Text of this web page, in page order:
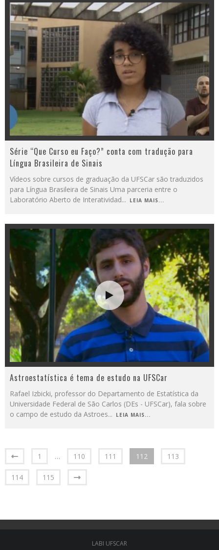
Série “Que Curso eu Faço?” conta com tradução para
Língua Brasileira de Sinais
Vídeos sobre cursos de graduação da UFSCar são traduzidos
para Língua Brasileira de Sinais Uma parceria entre o
Laboratório Aberto de Interatividad... LEIA MAIS...
Astroestatística é tema de estudo na UFSCar
Rafael Izbicki, professor do Departamento de Estatística da
Universidade Federal de São Carlos (DEs - UFSCar), fala sobre
o campo de estudo da Astroes... LEIA MAIS...
1 … 110 111 112 113
114 115
LABI UFSCAR